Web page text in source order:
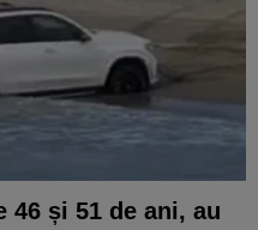
46 și 51 de ani, au